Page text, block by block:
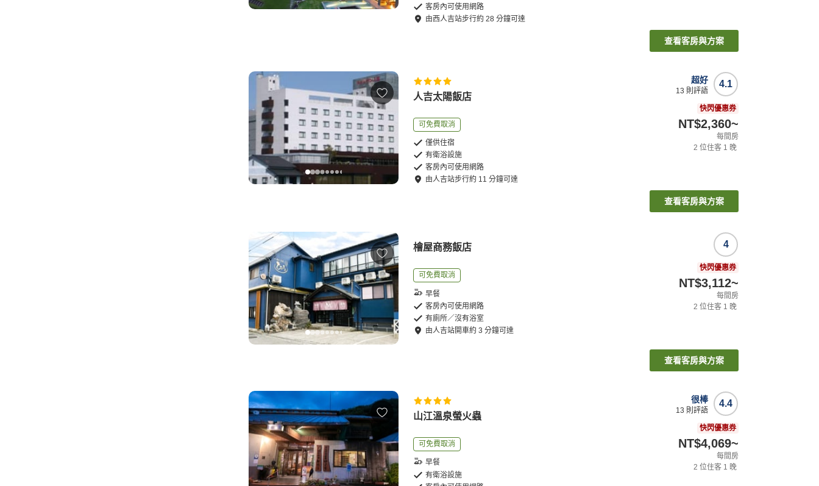
客房內可使用網路
由西人吉站步行約28 分鐘可達
查看客房與方案
人吉太陽飯店
可免費取消
僅供住宿
有衛浴設施
客房內可使用網路
由人吉站步行約 11 分鐘可達
4.1
超好
13 則評語
快閃優惠券
NT$2,360~
每間房
2 位住客 1 晚
查看客房與方案
檜屋商務飯店
可免費取消
早餐
客房內可使用網路
有廁所／沒有浴室
由人吉站開車約3 分鐘可達
4
快閃優惠券
NT$3,112~
每間房
2 位住客 1 晚
查看客房與方案
山江溫泉螢火蟲
可免費取消
早餐
有衛浴設施
4.4
很棒
13 則評語
快閃優惠券
NT$4,069~
每間房
2 位住客 1 晚